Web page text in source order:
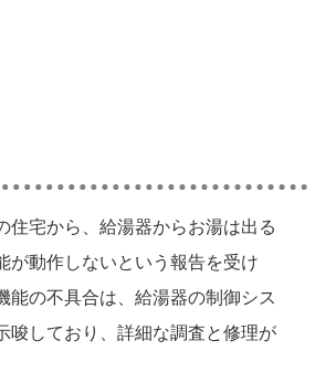
住宅から、給湯器からお湯は出る
が動作しないという報告を受け
能の不具合は、給湯器の制御シス
唆しており、詳細な調査と修理が